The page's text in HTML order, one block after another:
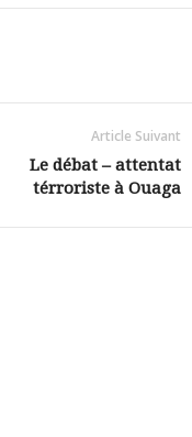
Article Suivant
Le débat – attentat
térroriste à Ouaga